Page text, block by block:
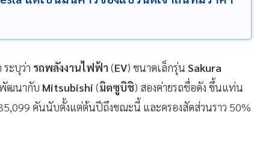
ะบุว่า รถพลังงานไฟฟ้า (EV) ขนาดเล็กรุ่น Sakura
ฒนากับ Mitsubishi (มิตซูบิชิ) สองค่ายรถชื่อดัง ขึ้นแท่น
คันนับตั้งแต่ต้นปีถึงขณะนี้ และครองสัดส่วนราว 50%